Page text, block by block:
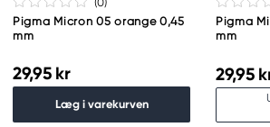
Pigma Micron 05 orange 0,45
mm
29,95 kr
Læg i varekurven
Pigma
mm
29,95